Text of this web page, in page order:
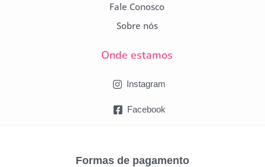
Fale Conosco
Sobre nós
Onde estamos
Instagram
Facebook
Formas de pagamento